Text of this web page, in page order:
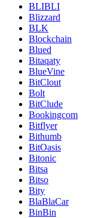
BLIBLI
Blizzard
BLK
Blockchain
Blued
Bitaqaty
BlueVine
BitClout
Bolt
BitClude
Bookingcom
Bitflyer
Bithumb
BitOasis
Bitonic
Bitsa
Bitso
Bity
BlaBlaCar
BinBin